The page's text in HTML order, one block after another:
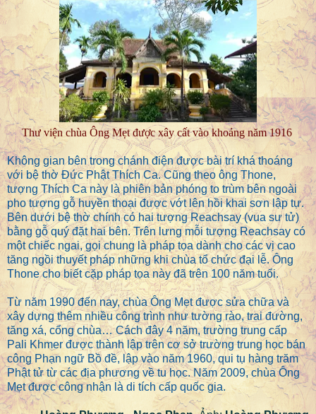
Thư viện chùa Ông Mẹt được xây cất vào khoảng năm 1916
Không gian bên trong chánh điện được bài trí khá thoáng
với bệ thờ Đức Phật Thích Ca. Cũng theo ông Thone,
tượng Thích Ca này là phiên bản phóng to trùm bên ngoài
pho tượng gỗ huyền thoại được vớt lên hồi khai sơn lập tự.
Bên dưới bệ thờ chính có hai tượng Reachsay (vua sư tử)
bằng gỗ quý đặt hai bên. Trên lưng mỗi tượng Reachsay có
một chiếc ngai, gọi chung là pháp tọa dành cho các vị cao
tăng ngồi thuyết pháp những khi chùa tổ chức đại lễ. Ông
Thone cho biết cặp pháp tọa này đã trên 100 năm tuổi.
Từ năm 1990 đến nay, chùa Ông Mẹt được sửa chữa và
xây dựng thêm nhiều công trình như tường rào, trai đường,
tăng xá, cổng chùa… Cách đây 4 năm, trường trung cấp
Pali Khmer được thành lập trên cơ sở trường trung học bán
công Phạn ngữ Bồ đề, lập vào năm 1960, qui tụ hàng trăm
Phật tử từ các địa phương về tu học. Năm 2009, chùa Ông
Mẹt được công nhận là di tích cấp quốc gia.